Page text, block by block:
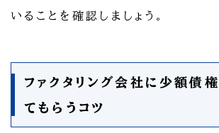
いることを確認しましょう。
ファクタリング会社に少額債
てもらうコツ